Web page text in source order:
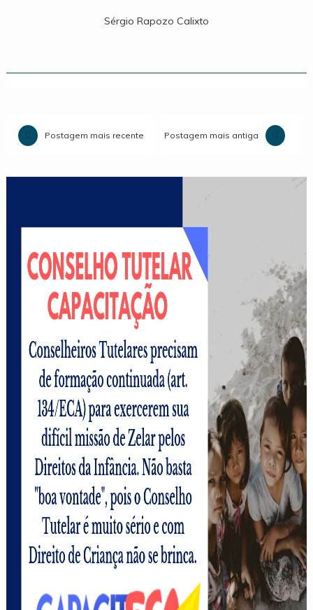
Sérgio Rapozo Calixto
Postagem mais recente Postagem mais antiga